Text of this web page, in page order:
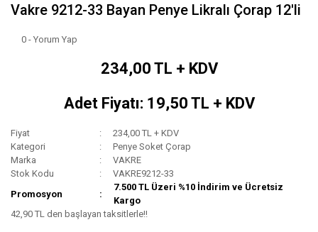
Vakre 9212-33 Bayan Penye Likralı Çorap 12'li
0 - Yorum Yap
234,00 TL + KDV
Adet Fiyatı: 19,50 TL + KDV
Fiyat
234,00 TL + KDV
Kategori
Penye Soket Çorap
Marka
VAKRE
Stok Kodu
VAKRE9212-33
Promosyon
7.500 TL Üzeri %10 İndirim ve Ücretsiz
Kargo
42,90 TL den başlayan taksitlerle!!